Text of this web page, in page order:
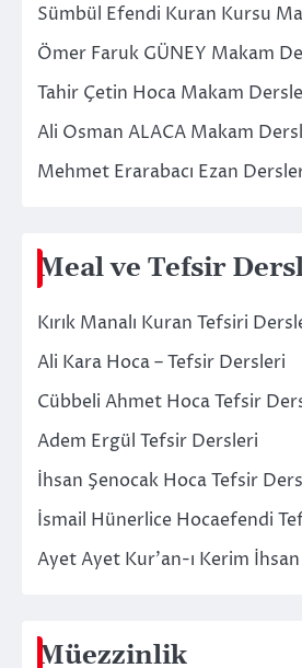
Sümbül Efendi Kuran Kursu
Ömer Faruk GÜNEY Makam
Tahir Çetin Hoca Makam
Ali Osman ALACA Makam
Mehmet Erarabacı Ezan
Meal ve Tefsir
Kırık Manalı Kuran Tefsiri
Ali Kara Hoca – Tefsir Dersleri
Cübbeli Ahmet Hoca Tefsir
Adem Ergül Tefsir Dersleri
İhsan Şenocak Hoca Tefsir
İsmail Hünerlice Hocaefendi
Ayet Ayet Kur’an-ı Kerim
Müezzinlik